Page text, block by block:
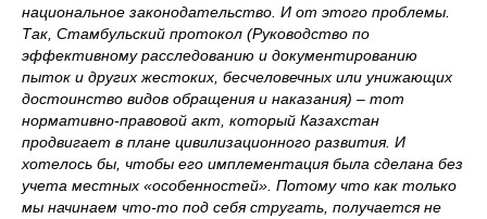
национальное законодательство. И от этого проблемы.
Так, Стамбульский протокол (Руководство по
эффективному расследованию и документированию
пыток и других жестоких, бесчеловечных или унижающих
достоинство видов обращения и наказания) – тот
нормативно-правовой акт, который Казахстан
продвигает в плане цивилизационного развития. И
хотелось бы, чтобы его имплементация была сделана без
учета местных «особенностей». Потому что как только
мы начинаем что-то под себя стругать, получается не